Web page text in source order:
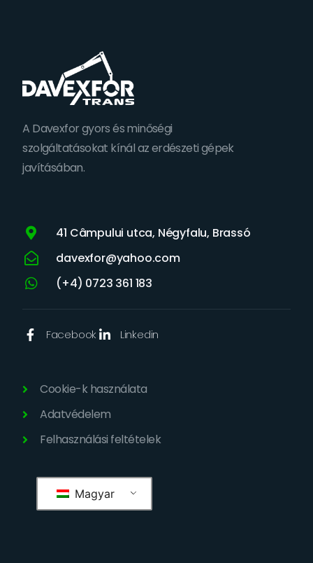
A Davexfor gyors és minőségi
szolgáltatásokat kínál az erdészeti gépek
javításában.
41 Câmpului utca, Négyfalu, Brassó
davexfor@yahoo.com
(+4) 0723 361 183
Facebook Linkedin
Cookie-k használata
Adatvédelem
Felhasználási feltételek
Magyar